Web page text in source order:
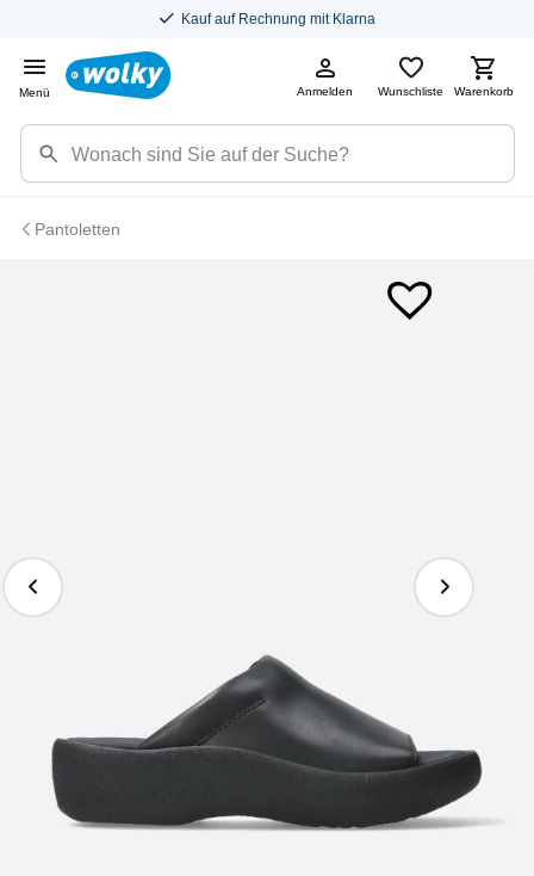
Kauf auf Rechnung mit Klarna
Menü Anmelden Wunschliste Warenkorb
Pantoletten